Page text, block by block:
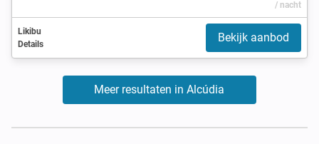
/ nacht
Likibu
Details
Bekijk aanbod
Meer resultaten in Alcúdia